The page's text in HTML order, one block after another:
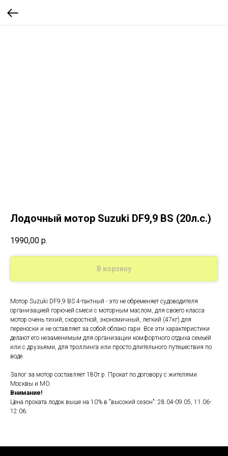
Лодочный мотор Suzuki DF9,9 BS (20л.с.)
1990,00 р.
В корзину
Мотор Suzuki DF9,9 BS 4-тактный - это не обременяет судоводителя
организацией горючей смеси с моторным маслом, для своего класса
мотор очень тихий, скоростной, экономичный, легкий (47кг) для
переноски и не оставляет за собой облако гари. Все эти характеристики
делают его незаменимым для организации комфортного отдыха семьёй
или с друзьями, для троллинга или просто длительного путешествия по
воде.
Залог за мотор составляет 180т.р. Прокат по договору с жителями
Москвы и МО.
Внимание!
Цена проката лодок выше на 10% в "высокий сезон": 28.04-09.05, 11.06-
12.06.